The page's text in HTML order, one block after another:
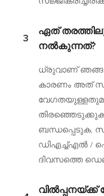
3
ഏത്
നൽകുന്നത്?
ധ്രുവാണ്
കാരണം അത്
ബന്ധപ്പെടുക,
ഡിഎച്ച്എൽ /
ദിവസത്തെ